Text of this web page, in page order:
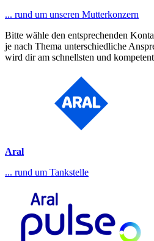
... rund um unseren Mutterkonzern
Bitte wähle den entsprechenden
je nach Thema unterschiedliche
wird dir am schnellsten und
Aral
... rund um Tankstelle